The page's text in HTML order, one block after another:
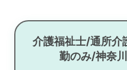
介護福祉士/通所介
勤のみ/神奈